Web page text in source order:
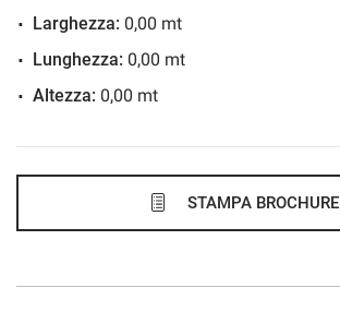
1.121€/mese
48 Mesi
1.167€/mese
Larghezza: 0,00 mt
Lunghezza: 0,00 mt
Altezza: 0,00 mt
STAMPA BROCHURE